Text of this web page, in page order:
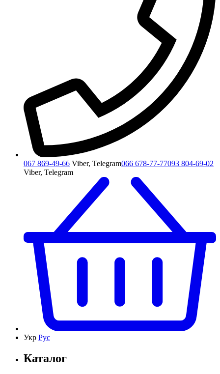
067 869-49-66 Viber, Telegram066 678-77-77093 804-69-02
Viber, Telegram
Укр Рус
Каталог